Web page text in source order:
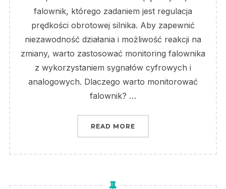
falownik, którego zadaniem jest regulacja
prędkości obrotowej silnika. Aby zapewnić
niezawodność działania i możliwość reakcji na
zmiany, warto zastosować monitoring falownika
z wykorzystaniem sygnałów cyfrowych i
analogowych. Dlaczego warto monitorować
falownik? …
READ MORE „MONITORING PRACY